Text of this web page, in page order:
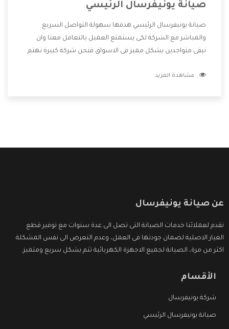
صيانة يونيفرسال الرئيسي
صيانة يونيفرسال الرئيسي هدفها سهولة التواصل السريع
والمباشر مع الشركة لكى يستمتع العميل بالتعامل معنا وان
نبقى متواجدين بشكل مميز فى الاسواق فنحن شركة كبيرة نهتم
الشركة بها والتى تكون منها خدمة الصيانة التى تكون من أهم
مشاهدة المزيد
عن صيانة يونيفرسال
نقدم لعملائنا خدمات الصيانة التى تصل الى عدة سنوات مع توفير قطع
الغيار الاصلية لضمان جودتها فى العمل، وعدم التعرض الى نفس المشكلة
اكثر من مرة، الصيانة لجميع الاجهزة الكهربائية تتم بشكل سريع ومتميز.
الأقسام
شركة يونيفرسال
صيانة يونيفرسال الرئيسي